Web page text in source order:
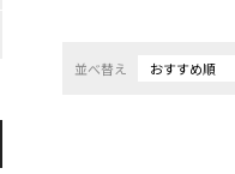
並べ替え おすすめ順